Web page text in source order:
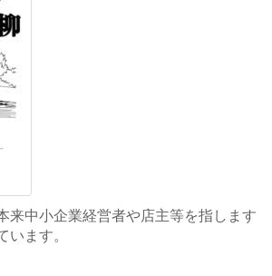
中小企業経営者や店主等を指します
ます。